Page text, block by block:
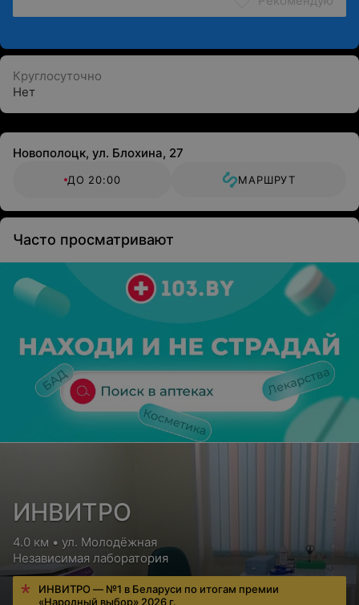
Круглосуточно
Нет
Новополоцк, ул. Блохина, 27
ДО 20:00 МАРШРУТ
Часто просматривают
ИНВИТРО
4.0 км • ул. Молодёжная
Независимая лаборатория
ИНВИТРО — №1 в Беларуси по итогам премии
«Народный выбор» 2026 г.